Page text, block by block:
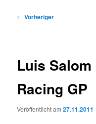
Beitragsnavigation
← Vorheriger
Luis
Racing GP
Veröffentlicht am27.11.2011